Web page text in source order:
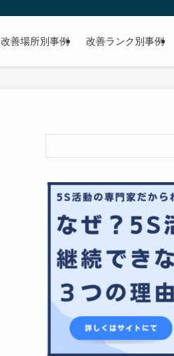
改善場所別事例 改善ランク別事例